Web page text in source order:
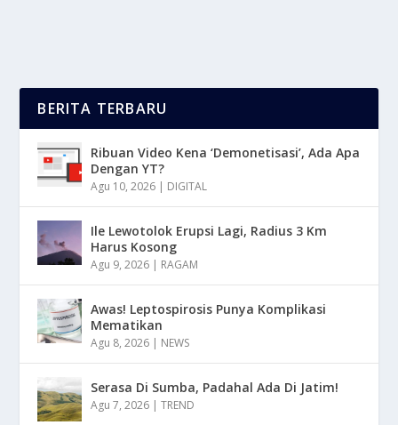
BERITA TERBARU
Ribuan Video Kena ‘Demonetisasi’, Ada Apa
Dengan YT?
Agu 10, 2026 | DIGITAL
Ile Lewotolok Erupsi Lagi, Radius 3 Km
Harus Kosong
Agu 9, 2026 | RAGAM
Awas! Leptospirosis Punya Komplikasi
Mematikan
Agu 8, 2026 | NEWS
Serasa Di Sumba, Padahal Ada Di Jatim!
Agu 7, 2026 |TREND